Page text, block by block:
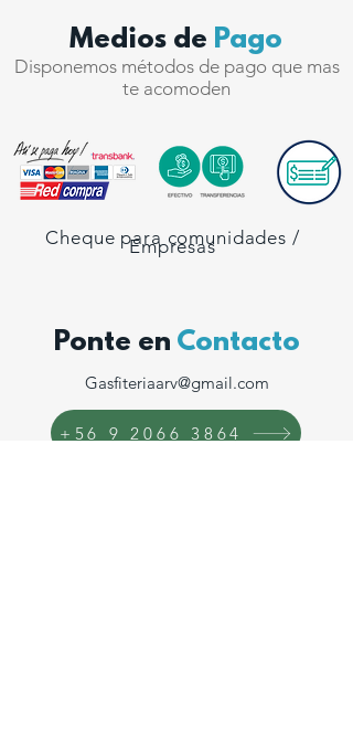
Medios de Pago
Disponemos métodos de pago que mas
te acomoden
Cheque para comunidades /
Empresas
Ponte en Contacto
Gasfiteriaarv@gmail.com
+56 9 2066 3864